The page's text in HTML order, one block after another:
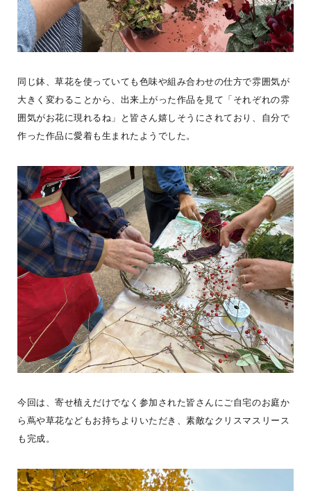
7月の LOGWAY コーチャーDAY では、WONDER DEVICE ユーザ
ーでプロアングラーの Kさんによる「はじめてのウッドルアーづ
...続きを読む
BESS藤沢 LOGWAYだより 全国のBESS
シェア
同じ鉢、草花を使っていても色味や組み合わせの仕方で雰囲気が
大きく変わることから、出来上がった作品を見て「それぞれの雰
囲気がお花に現れるね」と皆さん嬉しそうにされており、自分で
作った作品に愛着も生まれたようでした。
今回は、寄せ植えだけでなく参加された皆さんにご自宅のお庭か
ら蔦や草花などもお持ちよりいただき、素敵なクリスマスリース
も完成。